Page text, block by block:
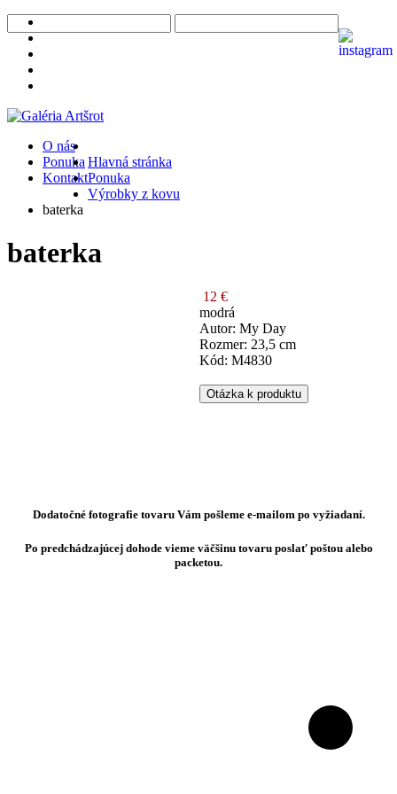
O nás
Ponuka
Kontakt
Hlavná stránka
Ponuka
Výrobky z kovu
baterka
baterka
12 €
modrá
Autor: My Day
Rozmer: 23,5 cm
Kód: M4830
Otázka k produktu
Dodatočné fotografie tovaru Vám pošleme e-mailom po vyžiadaní.
Po predchádzajúcej dohode vieme väčšinu tovaru poslať poštou alebo
packetou.